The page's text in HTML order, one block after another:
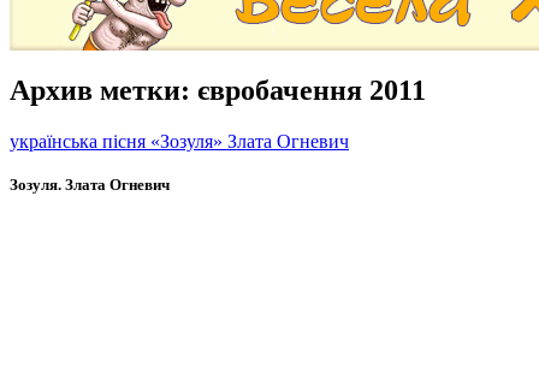
Архив метки: євробачення 2011
українська пісня «Зозуля» Злата Огневич
Зозуля. Злата Огневич